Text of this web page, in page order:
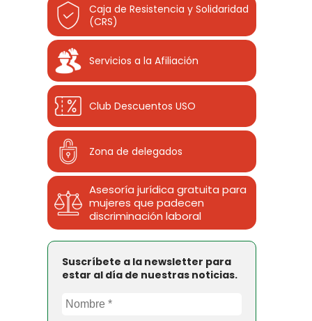
Caja de Resistencia y Solidaridad
(CRS)
Servicios a la Afiliación
Club Descuentos USO
Zona de delegados
Asesoría jurídica gratuita para
mujeres que padecen
discriminación laboral
Suscríbete a la newsletter para
estar al día de nuestras noticias.